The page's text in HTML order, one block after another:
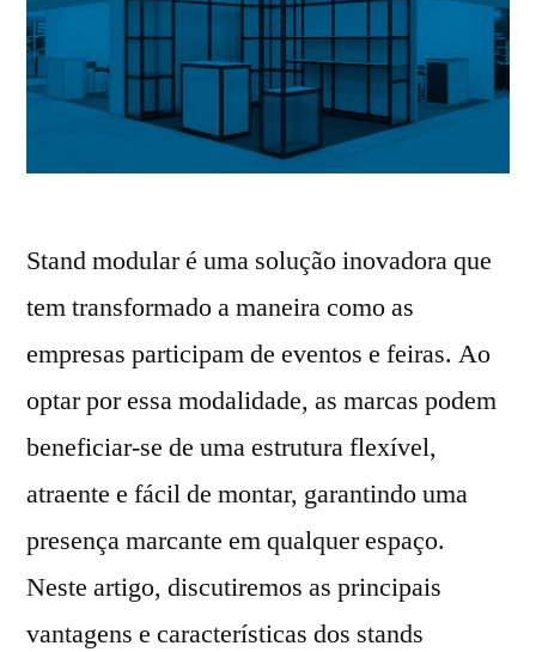
Stand modular é uma solução inovadora que
tem transformado a maneira como as
empresas participam de eventos e feiras. Ao
optar por essa modalidade, as marcas podem
beneficiar-se de uma estrutura flexível,
atraente e fácil de montar, garantindo uma
presença marcante em qualquer espaço.
Neste artigo, discutiremos as principais
vantagens e características dos stands